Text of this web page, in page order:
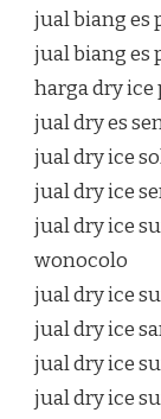
jual biang es
jual biang es
harga dry ice
jual dry es
jual dry ice
jual dry ice
jual dry ice
wonocolo
jual dry ice
jual dry ice
jual dry ice
jual dry ice